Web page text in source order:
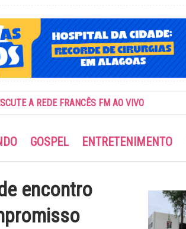
A REDE FRANCÊS FM AO VIVO
GOSPEL ENTRETENIMENTO
encontro